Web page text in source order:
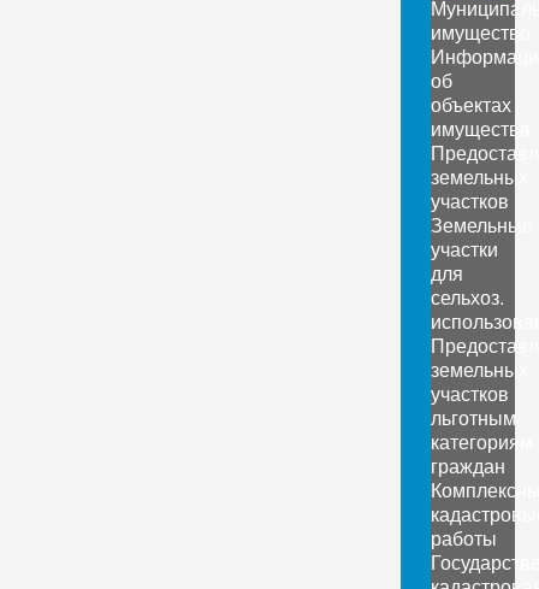
имущество
об
объектах
имущества
земельных
участков
Земельные
участки
для
сельхоз.
земельных
участков
льготным
категориям
граждан
работы